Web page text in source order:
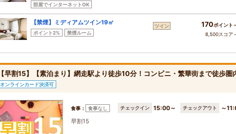
部屋でインターネットOK
【禁煙】ミディアムツイン19㎡
ポイント2% 禁煙ルーム
ツイン 170ポイント
8,500スコア
【早割15】【素泊まり】網走駅より徒歩10分！コンビニ・繁華街まで徒歩
オンラインカード決済可
食事： 食事なし チェックイン 15:00～ チェックアウト
～
早割15